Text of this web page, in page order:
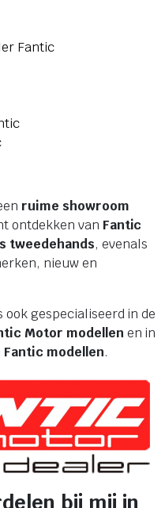
Fantic
ruime showroom
ontdekken van Fantic
tweedehands, evenals
nieuw en
ook gespecialiseerd in de
Motor modellenen in
modellen.
bij mij in